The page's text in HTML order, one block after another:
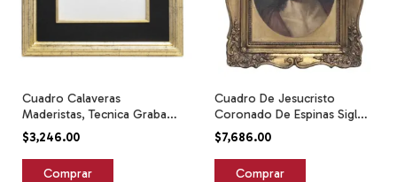
Cuadro Calaveras
Maderistas, Tecnica Grabada
Dorado
$3,246.00
Cuadro De Jesucristo
Coronado De Espinas Siglo
Xx Bronce
$7,686.00